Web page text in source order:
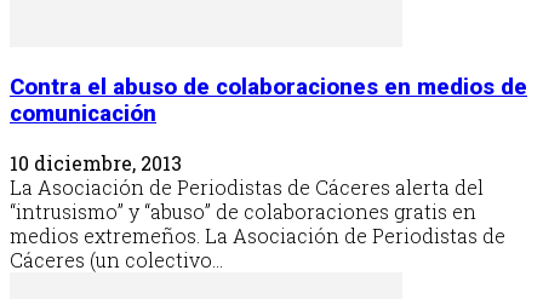
Contra el abuso de colaboraciones en medios de
comunicación
10 diciembre, 2013
La Asociación de Periodistas de Cáceres alerta del
“intrusismo” y “abuso” de colaboraciones gratis en
medios extremeños. La Asociación de Periodistas de
Cáceres (un colectivo...